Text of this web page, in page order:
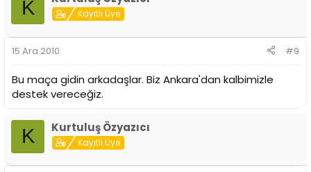
K Kayıtlı Üye
15 Ara 2010 #9
Bu maça gidin arkadaşlar. Biz Ankara'dan kalbimizle
destek vereceğiz.
K Kurtuluş Özyazıcı
Kayıtlı Üye